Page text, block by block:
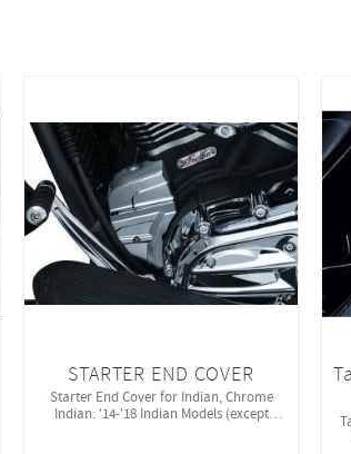
STARTER END COVER
Starter End Cover for Indian, Chrome
Indian: '14-'18 Indian Models (except